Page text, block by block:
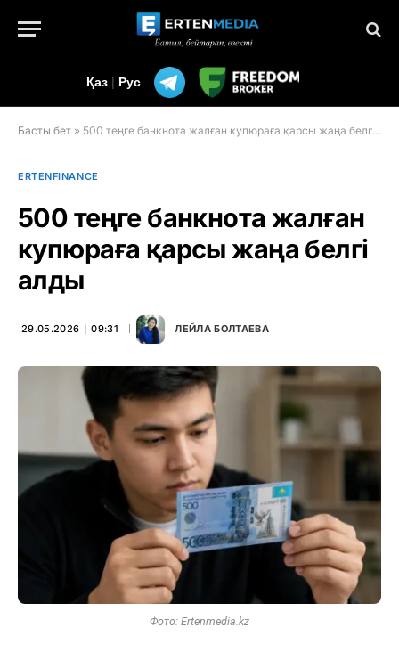
Қаз | Рус
Басты бет » 500 теңге банкнота жалған купюраға қарсы жаңа белгі алды
ERTENFINANCE
500 теңге банкнота жалған
купюраға қарсы жаңа белгі
алды
29.05.2026 ∣ 09:31 ЛЕЙЛА БОЛТАЕВА
Фото: Ertenmedia.kz